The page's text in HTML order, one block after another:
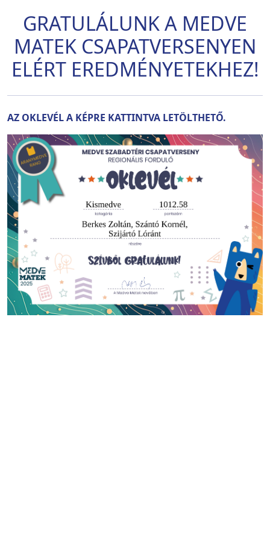
GRATULÁLUNK A MEDVE
MATEK CSAPATVERSENYEN
ELÉRT EREDMÉNYETEKHEZ!
AZ OKLEVÉL A KÉPRE KATTINTVA LETÖLTHETŐ.